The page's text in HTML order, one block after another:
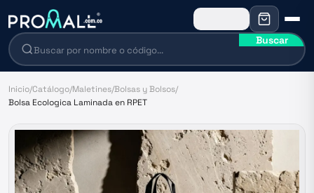
Buscar
Inicio/Catálogo/Maletines/Bolsas y Bolsos/
Bolsa Ecologica Laminada en RPET